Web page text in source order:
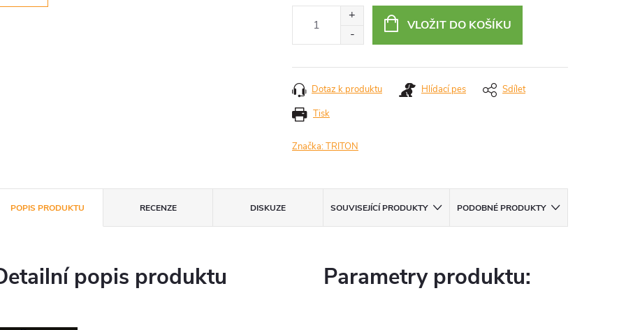
VLOŽIT DO KOŠÍKU
Tisk
Dotaz k produktu Hlídací pes Sdílet
Značka:TRITON
POPIS PRODUKTU RECENZE DISKUZE SOUVISEJÍCÍ PRODUKTY PODOBNÉ PRODUKTY
popis produktu Parametry produktu: